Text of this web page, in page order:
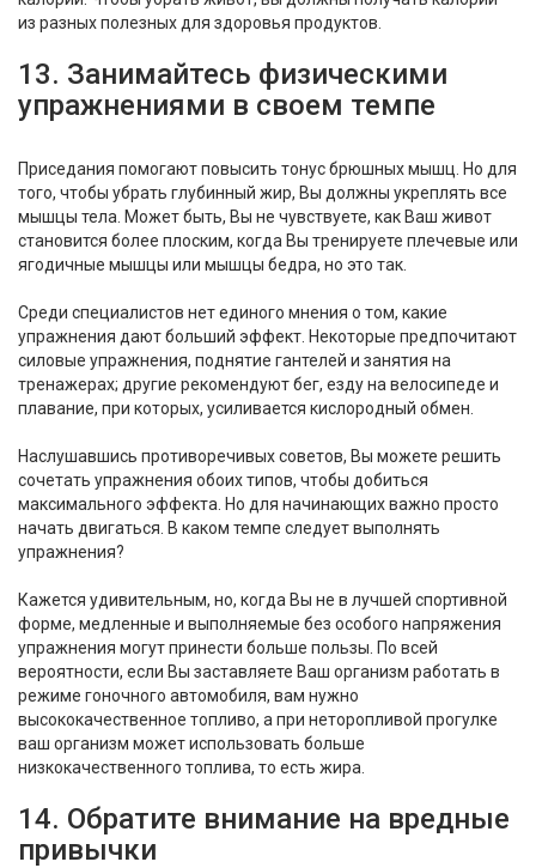
из разных полезных для здоровья продуктов.
13. Занимайтесь физическими
упражнениями в своем темпе
Приседания помогают повысить тонус брюшных мышц. Но для
того, чтобы убрать глубинный жир, Вы должны укреплять все
мышцы тела. Может быть, Вы не чувствуете, как Ваш живот
становится более плоским, когда Вы тренируете плечевые или
ягодичные мышцы или мышцы бедра, но это так.
Среди специалистов нет единого мнения о том, какие
упражнения дают больший эффект. Некоторые предпочитают
силовые упражнения, поднятие гантелей и занятия на
тренажерах; другие рекомендуют бег, езду на велосипеде и
плавание, при которых, усиливается кислородный обмен.
Наслушавшись противоречивых советов, Вы можете решить
сочетать упражнения обоих типов, чтобы добиться
максимального эффекта. Но для начинающих важно просто
начать двигаться. В каком темпе следует выполнять
упражнения?
Кажется удивительным, но, когда Вы не в лучшей спортивной
форме, медленные и выполняемые без особого напряжения
упражнения могут принести больше пользы. По всей
вероятности, если Вы заставляете Ваш организм работать в
режиме гоночного автомобиля, вам нужно
высококачественное топливо, а при неторопливой прогулке
ваш организм может использовать больше
низкокачественного топлива, то есть жира.
14. Обратите внимание на вредные
привычки